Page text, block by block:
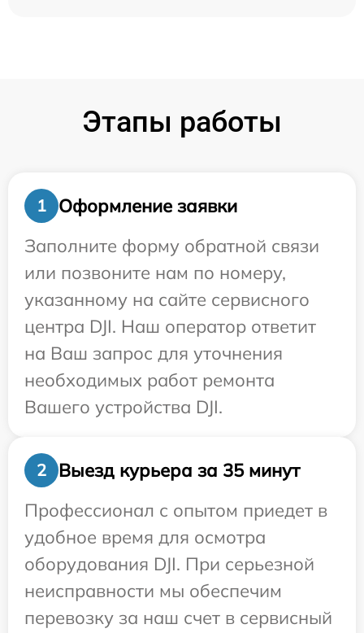
Этапы работы
1
Оформление заявки
Заполните форму обратной связи
или позвоните нам по номеру,
указанному на сайте сервисного
центра DJI. Наш оператор ответит
на Ваш запрос для уточнения
необходимых работ ремонта
Вашего устройства DJI.
2
Выезд курьера за 35 минут
Профессионал с опытом приедет в
удобное время для осмотра
оборудования DJI. При серьезной
неисправности мы обеспечим
перевозку за наш счет в сервисный